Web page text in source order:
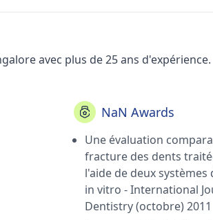
avec plus de 25 ans d'expérience.
NaN Awards
Une évaluation
fracture des dents
l'aide de deux
in vitro - International
Dentistry (octobre) 2011